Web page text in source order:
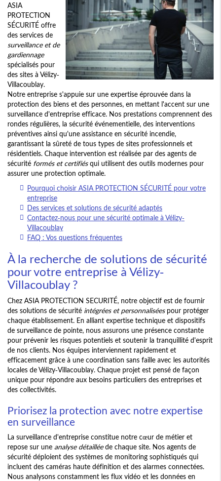
ASIA
PROTECTION
SÉCURITÉ offre
des services de
surveillance et de
gardiennage
spécialisés pour
des sites à Vélizy-
Villacoublay.
Notre entreprise s'appuie sur une expertise éprouvée dans la
protection des biens et des personnes, en mettant l'accent sur une
surveillance d'entreprise efficace. Nos prestations comprennent des
rondes régulières, la sécurité événementielle, des interventions
préventives ainsi qu'une assistance en sécurité incendie,
garantissant la sûreté de tous types de sites professionnels et
résidentiels. Chaque intervention est réalisée par des agents de
sécurité formés et certifiésqui utilisent des outils modernes pour
assurer une protection optimale.
Pourquoi choisir ASIA PROTECTION SÉCURITÉ pour votre
entreprise
Des services et solutions de sécurité adaptés
Contactez-nous pour une sécurité optimale à Vélizy-
Villacoublay
FAQ : Vos questions fréquentes
À la recherche de solutions de sécurité
pour votre entreprise à Vélizy-
Villacoublay ?
Chez ASIA PROTECTION SECURITÉ, notre objectif est de fournir
des solutions de sécurité intégrées et personnaliséespour protéger
chaque établissement. En alliant expertise technique et dispositifs
de surveillance de pointe, nous assurons une présence constante
pour prévenir les risques potentiels et soutenir la tranquillité d'esprit
de nos clients. Nos équipes interviennent rapidement et
efficacement grâce à une coordination sans faille avec les autorités
locales de Vélizy-Villacoublay. Chaque projet est pensé de façon
unique pour répondre aux besoins particuliers des entreprises et
des collectivités.
Priorisez la protection avec notre expertise
en surveillance
La surveillance d'entreprise constitue notre cœur de métier et
repose sur une analyse détailléede chaque site. Nos agents de
sécurité déploient des systèmes de monitoring sophistiqués qui
incluent des caméras haute définition et des alarmes connectées.
Nous analysons constamment les flux vidéo et les données en